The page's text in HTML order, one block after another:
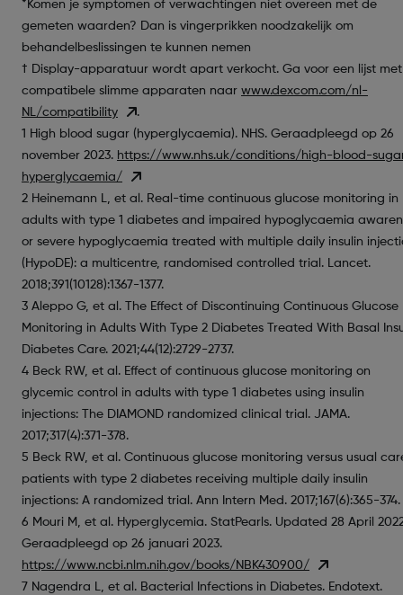
*Komen je symptomen of verwachtingen niet overeen met de
gemeten waarden? Dan is vingerprikken noodzakelijk om
behandelbeslissingen te kunnen nemen
† Display-apparatuur wordt apart verkocht. Ga voor een lijst met
compatibele slimme apparaten naar www.dexcom.com/nl-
NL/compatibility
.
1 High blood sugar (hyperglycaemia). NHS. Geraadpleegd op 26
november 2023. https://www.nhs.uk/conditions/high-blood-
hyperglycaemia/
2 Heinemann L, et al. Real-time continuous glucose monitoring in
adults with type 1 diabetes and impaired hypoglycaemia
or severe hypoglycaemia treated with multiple daily insulin
(HypoDE): a multicentre, randomised controlled trial. Lancet.
2018;391(10128):1367-1377.
3 Aleppo G, et al. The Effect of Discontinuing Continuous Glucose
Monitoring in Adults With Type 2 Diabetes Treated With Basal
Diabetes Care. 2021;44(12):2729-2737.
4 Beck RW, et al. Effect of continuous glucose monitoring on
glycemic control in adults with type 1 diabetes using insulin
injections: The DIAMOND randomized clinical trial. JAMA.
2017;317(4):371-378.
5 Beck RW, et al. Continuous glucose monitoring versus usual
patients with type 2 diabetes receiving multiple daily insulin
injections: A randomized trial. Ann Intern Med. 2017;167(6):365-374.
6 Mouri M, et al. Hyperglycemia. StatPearls. Updated 28 April
Geraadpleegd op 26 januari 2023.
https://www.ncbi.nlm.nih.gov/books/NBK430900/
7 Nagendra L, et al. Bacterial Infections in Diabetes. Endotext.